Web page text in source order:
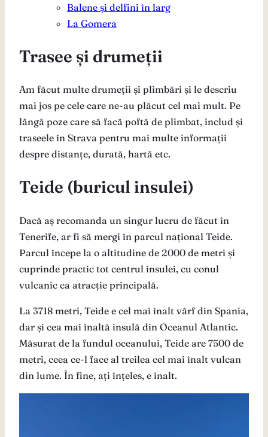
Balene și delfini în larg
La Gomera
Trasee și drumeții
Am făcut multe drumeții și plimbări și le descriu
mai jos pe cele care ne-au plăcut cel mai mult. Pe
lângă poze care să facă poftă de plimbat, includ și
traseele în Strava pentru mai multe informații
despre distanțe, durată, hartă etc.
Teide (buricul insulei)
Dacă aș recomanda un singur lucru de făcut în
Tenerife, ar fi să mergi în parcul național Teide.
Parcul începe la o altitudine de 2000 de metri și
cuprinde practic tot centrul insulei, cu conul
vulcanic ca atracție principală.
La 3718 metri, Teide e cel mai înalt vârf din Spania,
dar și cea mai înaltă insulă din Oceanul Atlantic.
Măsurat de la fundul oceanului, Teide are 7500 de
metri, ceea ce-l face al treilea cel mai înalt vulcan
din lume. În fine, ați înțeles, e înalt.